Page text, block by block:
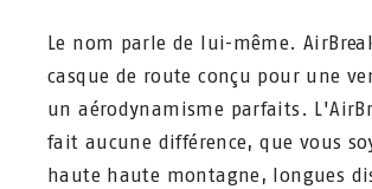
Le nom parle de lui-même.
casque de route conçu pour une
un aérodynamisme parfaits.
fait aucune différence, que vous
haute haute montagne, longues